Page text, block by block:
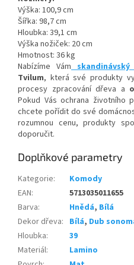
Výška: 100,9 cm
Šířka: 98,7 cm
Hloubka: 39,1 cm
Výška nožiček: 20 cm
Hmotnost: 36 kg
Nabízíme Vám
Tvilum, která své produkty
procesy zpracování dřeva a
Pokud Vás ochrana životního
chcete pořídit do své
rozumnou cenu, produkty
doporučit.
Doplňkové parametry
Kategorie:
Komody
EAN:
5713035011655
Barva: Hnědá, Bílá
Dekor dřeva: Bílá, Dub
Hloubka:
39
Materiál:
Lamino